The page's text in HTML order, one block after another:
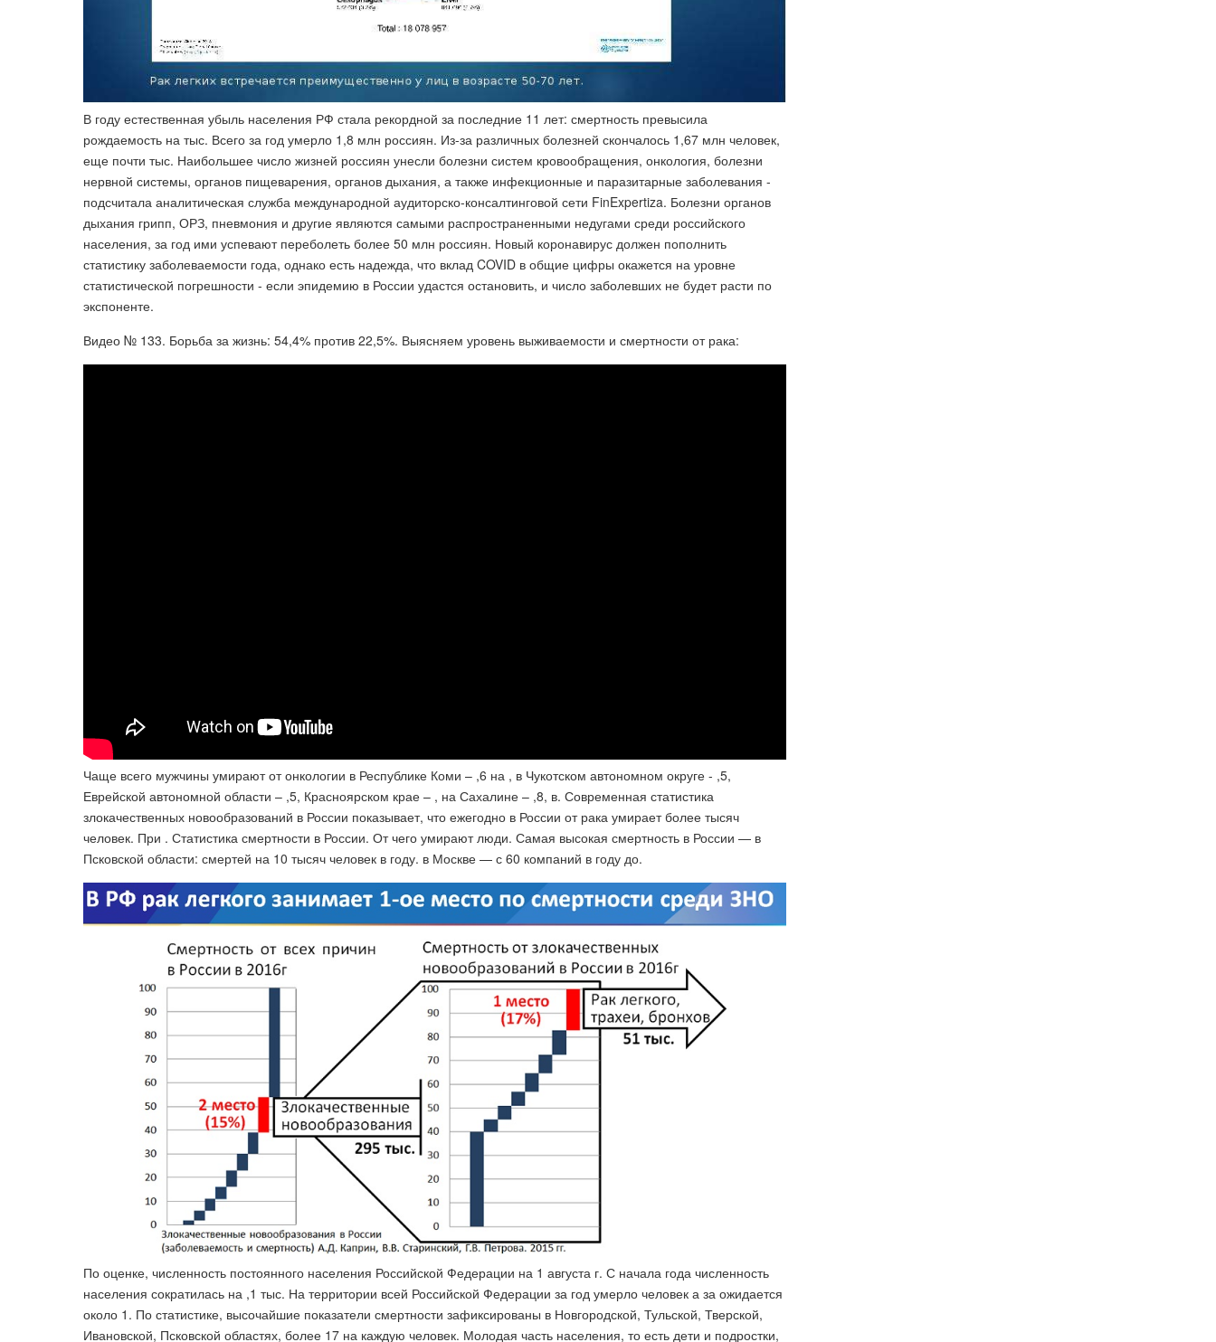
В году естественная убыль населения РФ стала рекордной за последние 11 лет: смертность превысила
рождаемость на тыс. Всего за год умерло 1,8 млн россиян. Из-за различных болезней скончалось 1,67 млн человек,
еще почти тыс. Наибольшее число жизней россиян унесли болезни систем кровообращения, онкология, болезни
нервной системы, органов пищеварения, органов дыхания, а также инфекционные и паразитарные заболевания -
подсчитала аналитическая служба международной аудиторско-консалтинговой сети FinExpertiza. Болезни органов
дыхания грипп, ОРЗ, пневмония и другие являются самыми распространенными недугами среди российского
населения, за год ими успевают переболеть более 50 млн россиян. Новый коронавирус должен пополнить
статистику заболеваемости года, однако есть надежда, что вклад COVID в общие цифры окажется на уровне
статистической погрешности - если эпидемию в России удастся остановить, и число заболевших не будет расти по
экспоненте.
Видео № 133. Борьба за жизнь: 54,4% против 22,5%. Выясняем уровень выживаемости и смертности от рака:
Чаще всего мужчины умирают от онкологии в Республике Коми – ,6 на , в Чукотском автономном округе - ,5,
Еврейской автономной области – ,5, Красноярском крае – , на Сахалине – ,8, в. Современная статистика
злокачественных новообразований в России показывает, что ежегодно в России от рака умирает более тысяч
человек. При . Статистика смертности в России. От чего умирают люди. Самая высокая смертность в России — в
Псковской области: смертей на 10 тысяч человек в году. в Москве — с 60 компаний в году до.
По оценке, численность постоянного населения Российской Федерации на 1 августа г. С начала года численность
населения сократилась на ,1 тыс. На территории всей Российской Федерации за год умерло человек а за ожидается
около 1. По статистике, высочайшие показатели смертности зафиксированы в Новгородской, Тульской, Тверской,
Ивановской, Псковской областях, более 17 на каждую человек. Молодая часть населения, то есть дети и подростки,